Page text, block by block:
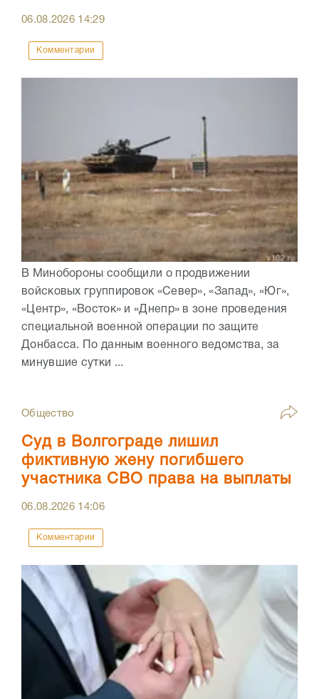
06.08.2026 14:29
Комментарии
В Минобороны сообщили о продвижении
войсковых группировок «Север», «Запад», «Юг»,
«Центр», «Восток» и «Днепр» в зоне проведения
специальной военной операции по защите
Донбасса. По данным военного ведомства, за
минувшие сутки ...
Общество
Суд в Волгограде лишил
фиктивную жену погибшего
участника СВО права на выплаты
06.08.2026 14:06
Комментарии